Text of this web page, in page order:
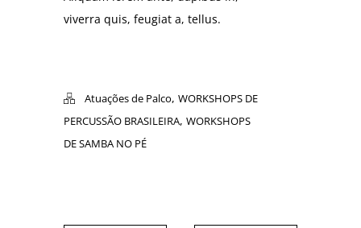
viverra quis, feugiat a, tellus.
Atuações de Palco, WORKSHOPS DE
PERCUSSÃO BRASILEIRA, WORKSHOPS
DE SAMBA NO PÉ